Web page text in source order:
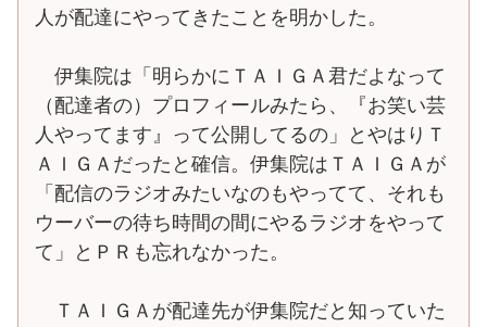
人が配達にやってきたことを明かした。
伊集院は「明らかにＴＡＩＧＡ君だよなって
（配達者の）プロフィールみたら、『お笑い芸
人やってます』って公開してるの」とやはりＴ
ＡＩＧＡだったと確信。伊集院はＴＡＩＧＡが
「配信のラジオみたいなのもやってて、それも
ウーバーの待ち時間の間にやるラジオをやって
て」とＰＲも忘れなかった。
ＴＡＩＧＡが配達先が伊集院だと知っていた